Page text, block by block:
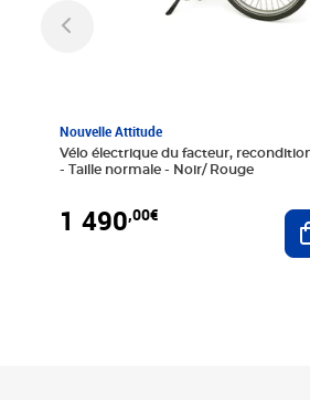
Nouvelle Attitude
Vélo électrique du facteur,
- Taille normale - Noir/ Rouge
1 490,00€